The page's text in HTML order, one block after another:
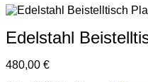
Edelstahl
480,00 €